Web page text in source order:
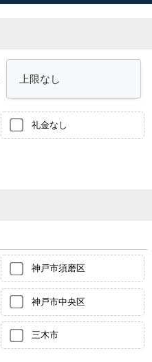
礼金なし
神戸市須磨区
神戸市中央区
三木市